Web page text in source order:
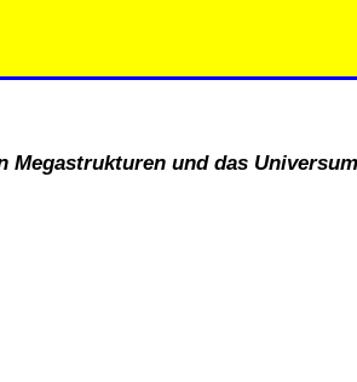
Megastrukturen und das